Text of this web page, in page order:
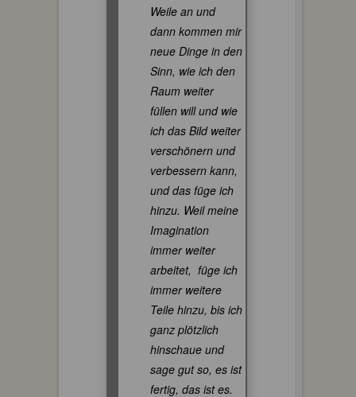
Weile an und
dann kommen mir
neue Dinge in den
Sinn, wie ich den
Raum weiter
füllen will und wie
ich das Bild weiter
verschönern und
verbessern kann,
und das füge ich
hinzu. Weil meine
Imagination
immer weiter
arbeitet, füge ich
immer weitere
Teile hinzu, bis ich
ganz plötzlich
hinschaue und
sage gut so, es ist
fertig, das ist es.